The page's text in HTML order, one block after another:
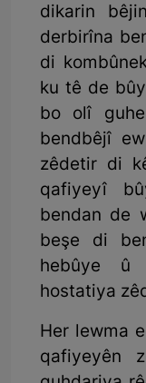
dikarin
derbirîna
di
ku tê de
bo olî
bendbêjî
zêdetir di
qafiyeyî
bendan de
beşe di
hebûye û
hostatiya
Her lewma
qafiyeyên